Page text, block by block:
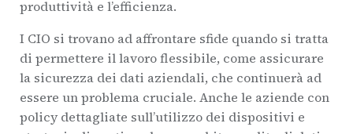
produttività e l’efficienza.
I CIO si trovano ad affrontare sfide quando si tratta
di permettere il lavoro flessibile, come assicurare
la sicurezza dei dati aziendali, che continuerà ad
essere un problema cruciale. Anche le aziende con
policy dettagliate sull’utilizzo dei dispositivi e